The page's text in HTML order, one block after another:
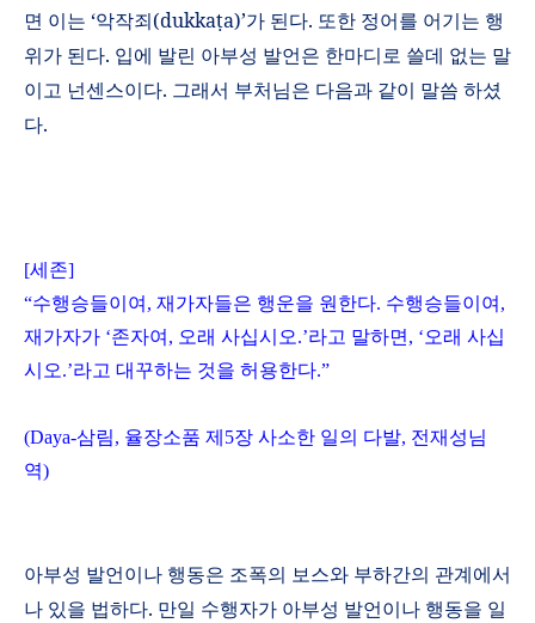
면 이는 ‘악작죄(dukkaṭa)’가 된다. 또한 정어를 어기는 행
위가 된다. 입에 발린 아부성 발언은 한마디로 쓸데 없는 말
이고 넌센스이다. 그래서 부처님은 다음과 같이 말씀 하셨
다.
[세존]
“수행승들이여 , 재가자들은 행운을 원한다. 수행승들이여 ,
재가자가 ‘존자여 , 오래 사십시오.’라고 말하면 , ‘오래 사십
시오.’라고 대꾸하는 것을 허용한다.”
(Daya-삼림, 율장소품 제 5장 사소한 일의 다발, 전재성님
역)
아부성 발언이나 행동은 조폭의 보스와 부하간의 관계에서
나 있을 법하다. 만일 수행자가 아부성 발언이나 행동을 일